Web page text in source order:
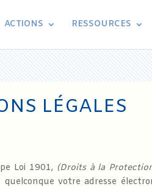
ACTIONS RESSOURCES
LÉGALES
Loi 1901, (Droits à la
votre adresse